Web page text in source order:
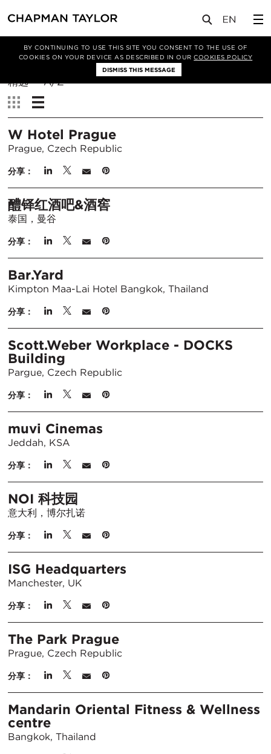
BY CONTINUING TO USE THIS SITE YOU CONSENT TO THE USE OF
COOKIES ON YOUR DEVICE AS DESCRIBED IN OURCOOKIES POLICY
DISMISS THIS MESSAGE
筛选条件
排
序
方
式：
精选
A/Z
查
看：
W Hotel Prague
Prague, Czech Republic
分享：
醴铎红酒吧&酒窖
泰国，曼谷
分享：
Bar.Yard
Kimpton Maa-Lai Hotel Bangkok, Thailand
分享：
Scott.Weber Workplace - DOCKS
Building
Pargue, Czech Republic
分享：
muvi Cinemas
Jeddah, KSA
分享：
NOI 科技园
意大利，博尔扎诺
分享：
ISG Headquarters
Manchester, UK
分享：
The Park Prague
Prague, Czech Republic
分享：
Mandarin Oriental Fitness & Wellness
centre
Bangkok, Thailand